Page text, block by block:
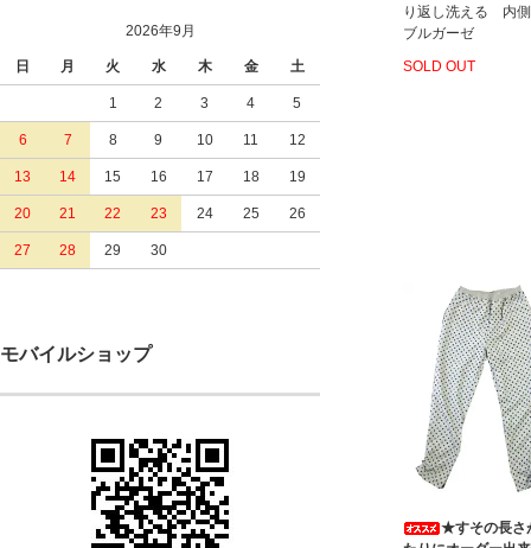
2026年9月
日 月 火 水 木 金 土
1 2 3 4 5
6 7 8 9 10 11 12
13 14 15 16 17 18 19
20 21 22 23 24 25 26
27 28 29 30
モバイルショップ
り返し洗える 内
ブルガーゼ
SOLD OUT
★すその長さ